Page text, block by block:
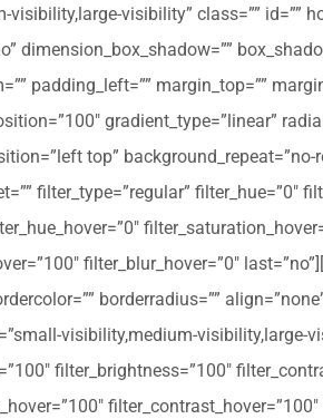
visibility” class=”” id=””
dimension_box_shadow=””
padding_left=”” margin_top=””
gradient_type=”linear”
top”
filter_type=”regular” filter_hue=”0″
filter_blur_hover=”0″
borderradius=””
visibility,medium-visibility,large-
filter_brightness=”100″